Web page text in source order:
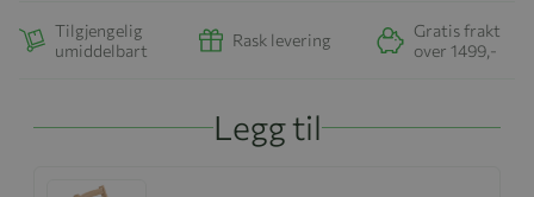
Tilgjengelig
umiddelbart
Rask levering
Gratis frakt
over 1499,-
Legg til